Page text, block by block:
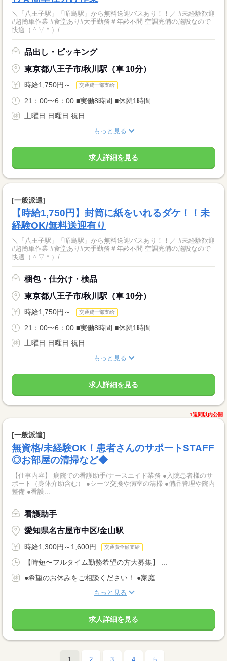
＼「八王子駅」「昭島駅」から無料送迎バスあり！！／ #未経験歓迎
#超簡単作業 #食堂あり#大手勤務＃年齢不問 空調完備の施設なので
快適（＾▽＾）/ ...
品出し・ピッキング
東京都八王子市/秋川駅（車 10分）
時給1,750円～ 交通費一部支給
21：00〜6：00 ■実働8時間 ■休憩1時間
土曜日 日曜日 祝日
もっと見る
求人詳細を見る
[一般派遣]
【時給1,750円】封筒に紙をいれるダケ！！未
経験OK/無料送迎有り
＼「八王子駅」「昭島駅」から無料送迎バスあり！！／ #未経験歓迎
#超簡単作業 #食堂あり#大手勤務＃年齢不問 空調完備の施設なので
快適（＾▽＾）/ ...
梱包・仕分け・検品
東京都八王子市/秋川駅（車 10分）
時給1,750円～ 交通費一部支給
21：00〜6：00 ■実働8時間 ■休憩1時間
土曜日 日曜日 祝日
もっと見る
求人詳細を見る
1週間以内公開
[一般派遣]
無資格/未経験OK！患者さんのサポートSTAFF
◎お部屋の清掃など◆
【仕事内容】 病院での看護助手/ナースエイド業務 ●入院患者様のサ
ポート（身体介助含む） ●シーツ交換や病室の清掃 ●備品管理や院内
整備 ●看護...
看護助手
愛知県名古屋市中区/金山駅
時給1,300円～1,600円 交通費全額支給
【時短〜フルタイム勤務希望の方大募集】 ...
●希望のお休みをご相談ください！ ●家庭...
もっと見る
求人詳細を見る